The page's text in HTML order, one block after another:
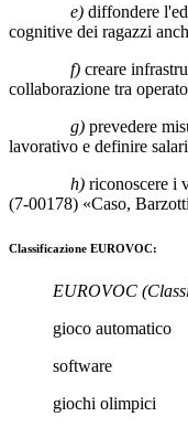
e) diffondere
cognitive dei ragazzi
f) creare
collaborazione tra
g) prevedere
lavorativo e definire
h) riconoscere i
(7-00178) «Caso, Barzotti
Classificazione EUROVOC:
EUROVOC
gioco automatico
software
giochi olimpici